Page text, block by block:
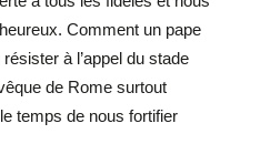
Comment un pape
à l’appel du stade
de Rome surtout
temps de nous fortifier